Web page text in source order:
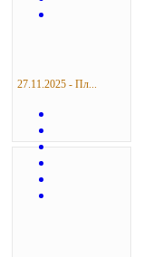
27.11.2025 - Пл...